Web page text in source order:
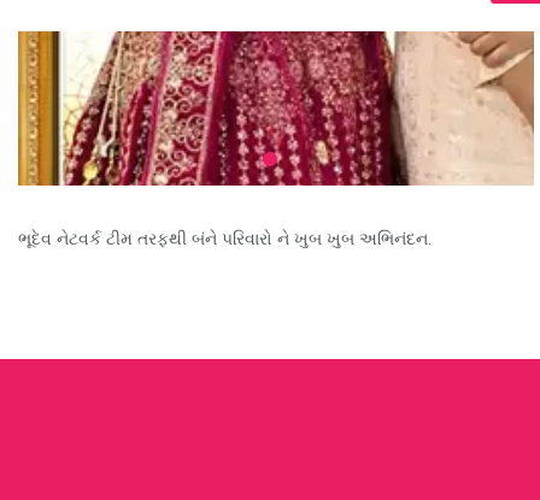
ભૂદેવ નેટવર્ક ટીમ તરફથી બંને પરિવારો ને ખુબ ખુબ અભિનંદન.